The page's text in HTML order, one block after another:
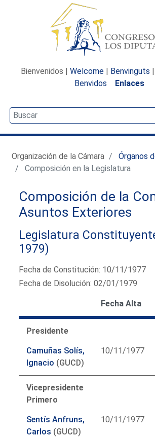
Bienvenidos | Welcome | Benvinguts |
Benvidos
Enlaces
Organización de la Cámara
Órganos
Composición en la Legislatura
Composición de la
Asuntos Exteriores
Legislatura
1979)
Fecha de Constitución: 10/11/1977
Fecha de Disolución: 02/01/1979
Fecha Alta
Presidente
Camuñas Solís,
Ignacio (GUCD)
10/11/1977
Vicepresidente
Primero
Sentís Anfruns,
Carlos (GUCD)
10/11/1977